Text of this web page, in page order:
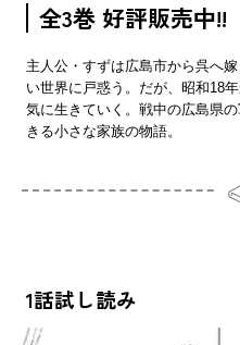
全3巻 好評販売中!!
主人公・すずは広島市から呉へ
い世界に戸惑う。だが、昭和18
気に生きていく。戦中の広島県
きる小さな家族の物語。
1話試し読み